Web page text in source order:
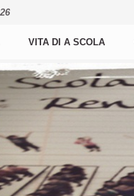
VITA DI A SCOLA